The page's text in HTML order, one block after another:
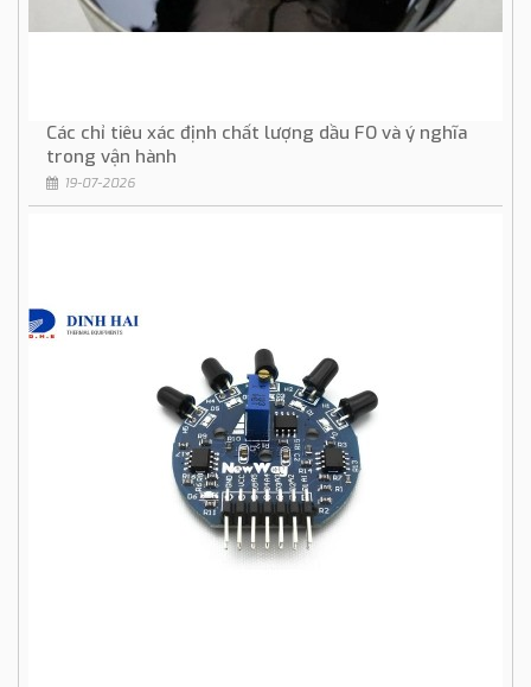
Các chỉ tiêu xác định chất lượng dầu FO và ý nghĩa
trong vận hành
19-07-2026